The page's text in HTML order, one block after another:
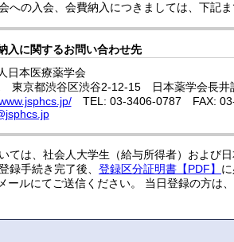
への入会、会費納入につきましては、下記ま
入に関するお問い合わせ先
日本医療薬学会
東京都渋谷区渋谷2-12-15 日本薬学会長井
TEL: 03-3406-0787 FAX:
ては、社会人大学生（給与所得者）および
録手続き完了後、 登録区分証明書【PDF】
ールにてご送信ください。 当日登録の方は